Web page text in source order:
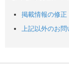
掲載情報の修
上記以外のお問